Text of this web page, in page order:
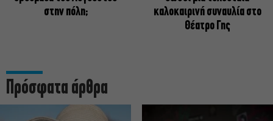
στην πόλη;
καλοκαιρινή συναυλία στο
Θέατρο Γης
Πρόσφατα άρθρα